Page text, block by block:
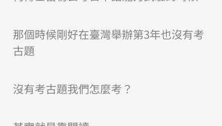
那個時候剛好在臺灣舉辦第3年也沒有考
古題
沒有考古題我們怎麼考？